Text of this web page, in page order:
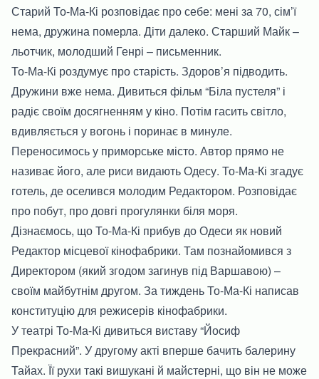
Старий То-Ма-Кі розповідає про себе: мені за 70, сім’ї
нема, дружина померла. Діти далеко. Старший Майк –
льотчик, молодший Генрі – письменник.
То-Ма-Кі роздумує про старість. Здоров’я підводить.
Дружини вже нема. Дивиться фільм “Біла пустеля” і
радіє своїм досягненням у кіно. Потім гасить світло,
вдивляється у вогонь і поринає в минуле.
Переносимось у приморське місто. Автор прямо не
називає його, але риси видають Одесу. То-Ма-Кі згадує
готель, де оселився молодим Редактором. Розповідає
про побут, про довгі прогулянки біля моря.
Дізнаємось, що То-Ма-Кі прибув до Одеси як новий
Редактор місцевої кінофабрики. Там познайомився з
Директором (який згодом загинув під Варшавою) –
своїм майбутнім другом. За тиждень То-Ма-Кі написав
конституцію для режисерів кінофабрики.
У театрі То-Ма-Кі дивиться виставу “Йосиф
Прекрасний”. У другому акті вперше бачить балерину
Тайах. Її рухи такі вишукані й майстерні, що він не може